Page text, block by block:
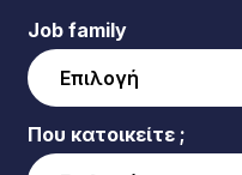
Job family
Που κατοικείτε ;